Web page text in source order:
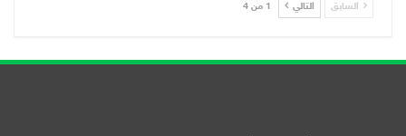
السابق التالي 1 من 4